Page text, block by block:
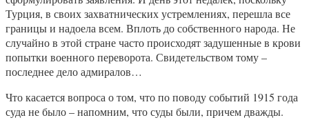
Турция, в своих захватнических устремлениях, перешла все
границы и надоела всем. Вплоть до собственного народа. Не
случайно в этой стране часто происходят задушенные в крови
попытки военного переворота. Свидетельством тому –
последнее дело адмиралов…
Что касается вопроса о том, что по поводу событий 1915 года
суда не было – напомним, что суды были, причем дважды.